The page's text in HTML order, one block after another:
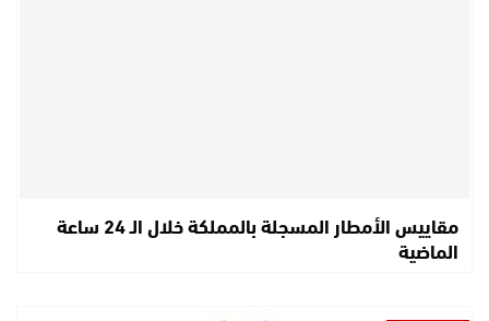
مقاييس الأمطار المسجلة بالمملكة خلال الـ 24 ساعة
الماضية